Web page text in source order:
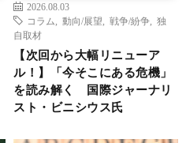
2026.08.03
コラム
動向/展望 戦争/紛争
独
自取材
【次回から大幅リニューア
ル！】「今そこにある危機」
を読み解く 国際ジャーナリ
スト・ビニシウス氏